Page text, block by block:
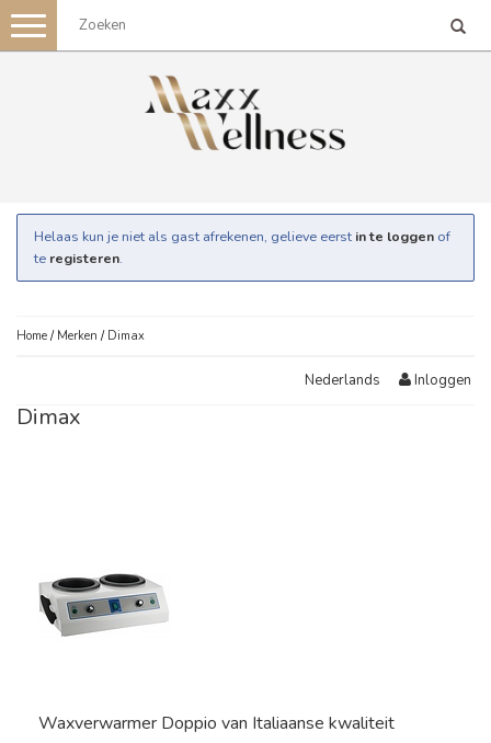
Toggle
navigation
Helaas kun je niet als gast afrekenen, gelieve eerst in te loggen of
te registeren.
Home / Merken / Dimax
Nederlands Inloggen
Dimax
Waxverwarmer Doppio van Italiaanse kwaliteit